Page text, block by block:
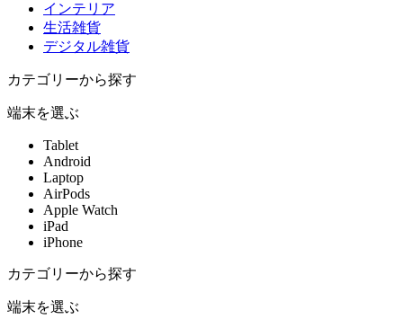
インテリア
生活雑貨
デジタル雑貨
カテゴリーから探す
端末を選ぶ
Tablet
Android
Laptop
AirPods
Apple Watch
iPad
iPhone
カテゴリーから探す
端末を選ぶ